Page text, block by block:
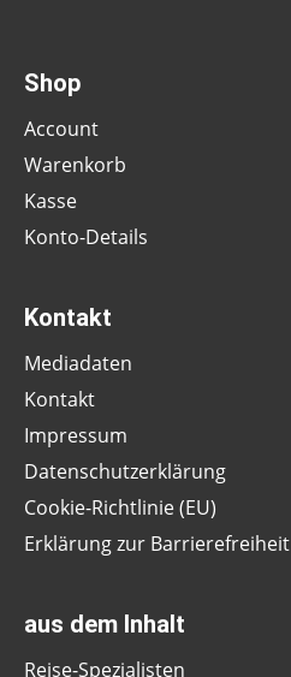
Shop
Account
Warenkorb
Kasse
Konto-Details
Kontakt
Mediadaten
Kontakt
Impressum
Datenschutzerklärung
Cookie-Richtlinie (EU)
Erklärung zur Barrierefreiheit
aus dem Inhalt
Reise-Spezialisten